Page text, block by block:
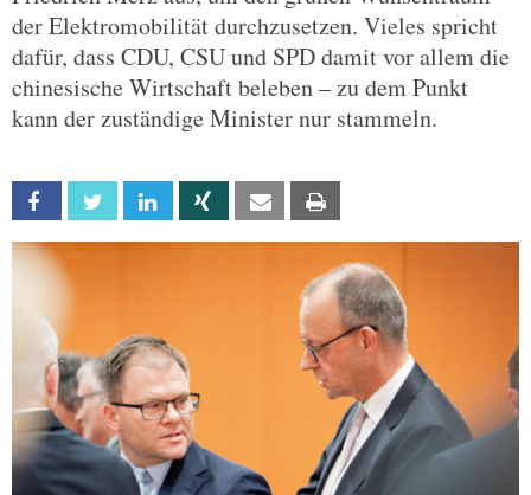
der Elektromobilität durchzusetzen. Vieles spricht
dafür, dass CDU, CSU und SPD damit vor allem die
chinesische Wirtschaft beleben – zu dem Punkt
kann der zuständige Minister nur stammeln.
Facebook Twitter Linkedin Xing Email